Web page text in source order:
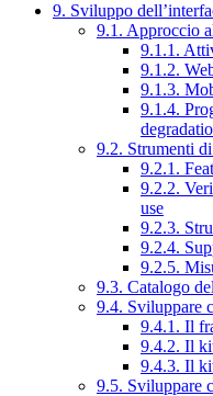
9. Sviluppo
9.1. Approccio
9.1.1.
9.1.2.
9.1.3.
9.1.4.
9.2. Strumenti
9.2.1.
9.2.2.
use
9.2.3.
9.2.4.
9.2.5.
9.3. Catalogo
9.4. Sviluppare
9.4.1. Il
9.4.2. Il
9.4.3. Il
9.5. Sviluppare